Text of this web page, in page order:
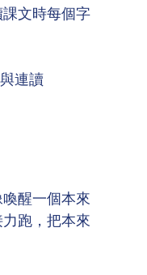
文時每個字
連讀
醒一個本來
跑，把本來